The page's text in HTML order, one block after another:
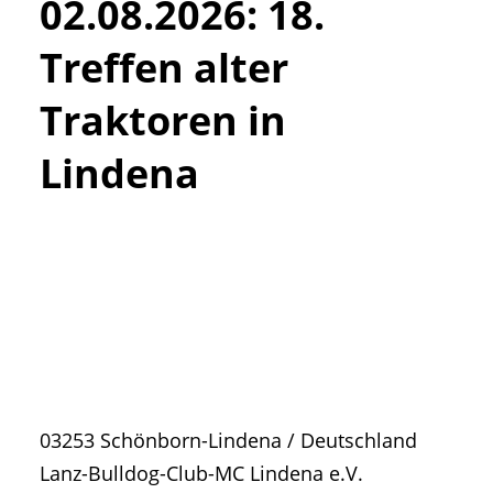
• Geschichte und Geschichten
• Messen und Veranstaltungen
• Mitteilung der Redaktion
• Agritechnica Neuheiten Archiv
02.08.2026: 18.
Treffen alter
Traktoren in
Lindena
03253 Schönborn-Lindena / Deutschland
Lanz-Bulldog-Club-MC Lindena e.V.